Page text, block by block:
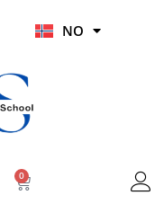
NO
HI
0
Handlekurv